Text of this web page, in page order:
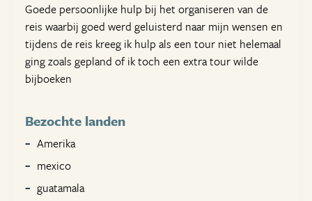
Goede persoonlijke hulp bij het organiseren van de
reis waarbij goed werd geluisterd naar mijn wensen en
tijdens de reis kreeg ik hulp als een tour niet helemaal
ging zoals gepland of ik toch een extra tour wilde
bijboeken
Bezochte landen
Amerika
mexico
guatamala